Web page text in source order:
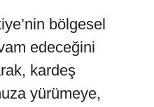
bölgesel
edeceğini
kardeş
yürümeye,